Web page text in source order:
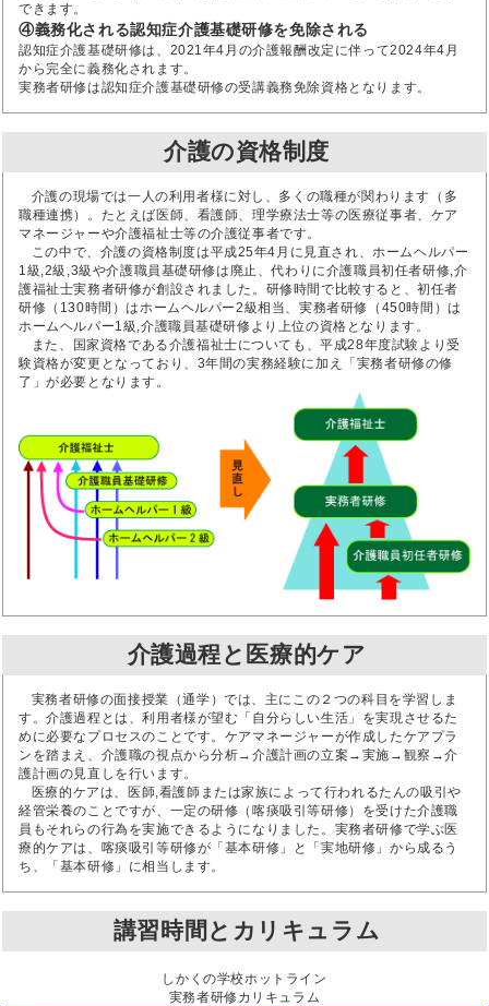
できます。
④義務化される認知症介護基礎研修を免除される
認知症介護基礎研修は、2021年4月の介護報酬改定に伴って2024年4月
から完全に義務化されます。
実務者研修は認知症介護基礎研修の受講義務免除資格となります。
介護の資格制度
介護の現場では一人の利用者様に対し、多くの職種が関わります（多
職種連携）。たとえば医師、看護師、理学療法士等の医療従事者、ケア
マネージャーや介護福祉士等の介護従事者です。
この中で、介護の資格制度は平成25年4月に見直され、ホームヘルパー
1級,2級,3級や介護職員基礎研修は廃止、代わりに介護職員初任者研修,介
護福祉士実務者研修が創設されました。研修時間で比較すると、初任者
研修（130時間）はホームヘルパー2級相当、実務者研修（450時間）は
ホームヘルパー1級,介護職員基礎研修より上位の資格となります。
また、国家資格である介護福祉士についても、平成28年度試験より受
験資格が変更となっており、3年間の実務経験に加え「実務者研修の修
了」が必要となります。
介護過程と医療的ケア
実務者研修の面接授業（通学）では、主にこの２つの科目を学習しま
す。介護過程とは、利用者様が望む「自分らしい生活」を実現させるた
めに必要なプロセスのことです。ケアマネージャーが作成したケアプラ
ンを踏まえ、介護職の視点から分析→介護計画の立案→実施→観察→介
護計画の見直しを行います。
医療的ケアは、医師,看護師または家族によって行われるたんの吸引や
経管栄養のことですが、一定の研修（喀痰吸引等研修）を受けた介護職
員もそれらの行為を実施できるようになりました。実務者研修で学ぶ医
療的ケアは、喀痰吸引等研修が「基本研修」と「実地研修」から成るう
ち、「基本研修」に相当します。
講習時間とカリキュラム
しかくの学校ホットライン
実務者研修カリキュラム